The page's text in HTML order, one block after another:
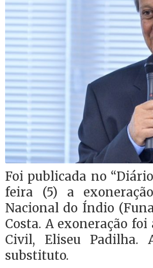
Foi publicada no
feira (5) a
Nacional do Índio
Costa. A exoneração
Civil, Eliseu Padilha.
substituto.